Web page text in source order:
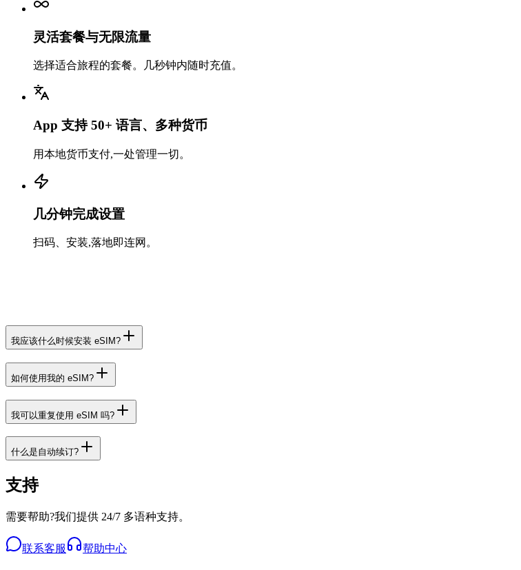
灵活套餐与无限流量
选择适合旅程的套餐。几秒钟内随时充值。
App 支持 50+ 语言、多种货币
用本地货币支付,一处管理一切。
几分钟完成设置
扫码、安装,落地即连网。
我应该什么时候安装 eSIM?
如何使用我的 eSIM?
我可以重复使用 eSIM 吗?
什么是自动续订?
支持
需要帮助?我们提供 24/7 多语种支持。
联系客服 帮助中心